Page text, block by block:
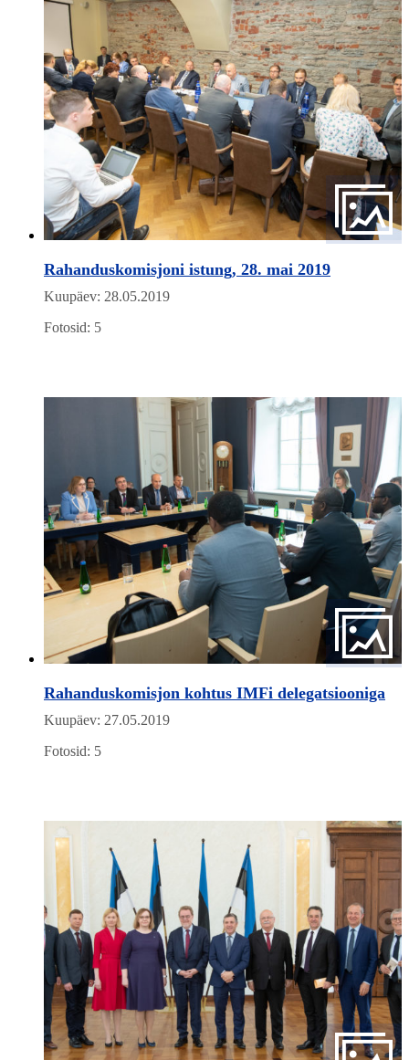
Rahanduskomisjoni istung, 28. mai 2019
Kuupäev: 28.05.2019
Fotosid: 5
Rahanduskomisjon kohtus IMFi delegatsiooniga
Kuupäev: 27.05.2019
Fotosid: 5